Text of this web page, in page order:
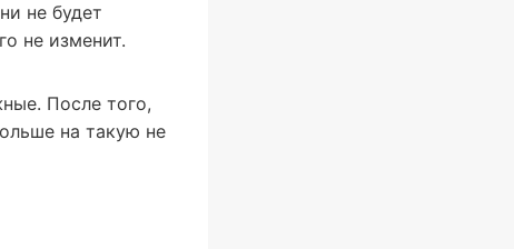
не будет
не изменит.
После того,
на такую не